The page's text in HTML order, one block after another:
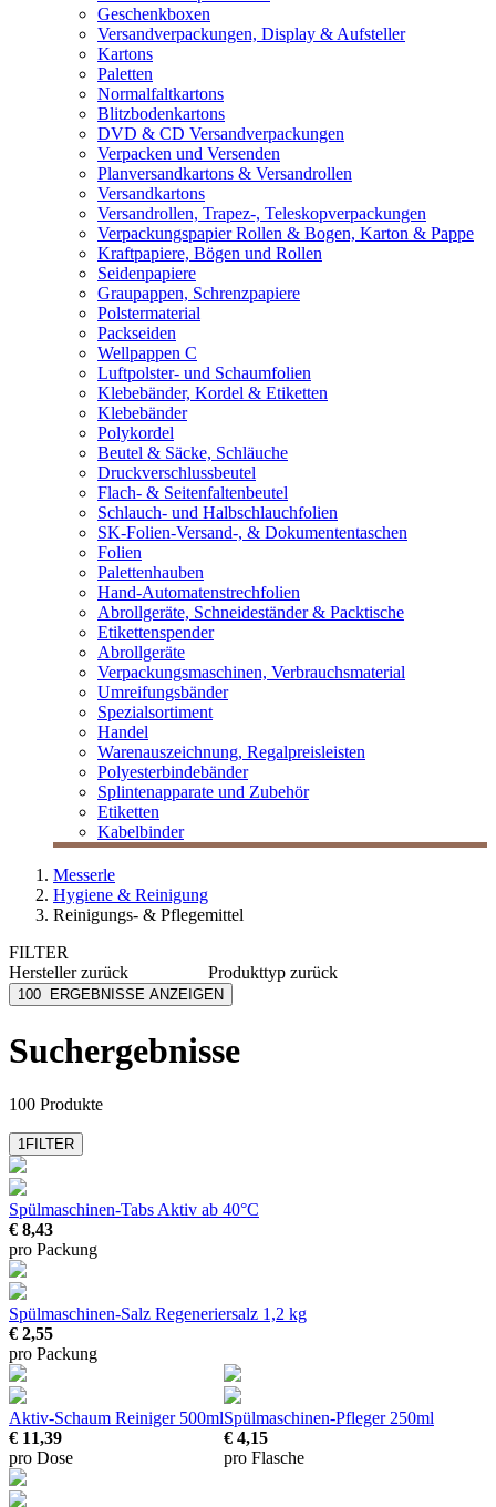
Geschenkboxen
Versandverpackungen, Display & Aufsteller
Kartons
Paletten
Normalfaltkartons
Blitzbodenkartons
DVD & CD Versandverpackungen
Verpacken und Versenden
Planversandkartons & Versandrollen
Versandkartons
Versandrollen, Trapez-, Teleskopverpackungen
Verpackungspapier Rollen & Bogen, Karton & Pappe
Kraftpapiere, Bögen und Rollen
Seidenpapiere
Graupappen, Schrenzpapiere
Polstermaterial
Packseiden
Wellpappen C
Luftpolster- und Schaumfolien
Klebebänder, Kordel & Etiketten
Klebebänder
Polykordel
Beutel & Säcke, Schläuche
Druckverschlussbeutel
Flach- & Seitenfaltenbeutel
Schlauch- und Halbschlauchfolien
SK-Folien-Versand-, & Dokumententaschen
Folien
Palettenhauben
Hand-Automatenstrechfolien
Abrollgeräte, Schneideständer & Packtische
Etikettenspender
Abrollgeräte
Verpackungsmaschinen, Verbrauchsmaterial
Umreifungsbänder
Spezialsortiment
Handel
Warenauszeichnung, Regalpreisleisten
Polyesterbindebänder
Splintenapparate und Zubehör
Etiketten
Kabelbinder
Messerle
Hygiene & Reinigung
Reinigungs- & Pflegemittel
FILTER
Herstellerzurück
Dr. Schnell
Eurotech
Langguth Chemie
mehr anzeigen
Produkttyp zurück
100 ERGEBNISSE ANZEIGEN
Suchergebnisse
100 Produkte
1FILTER
Spülmaschinen-Tabs Aktiv ab 40°C
€ 8,43
pro Packung
Spülmaschinen-Salz Regeneriersalz 1,2 kg
€ 2,55
pro Packung
Aktiv-Schaum Reiniger 500ml
€ 11,39
pro Dose
Spülmaschinen-Pfleger 250ml
€ 4,15
pro Flasche